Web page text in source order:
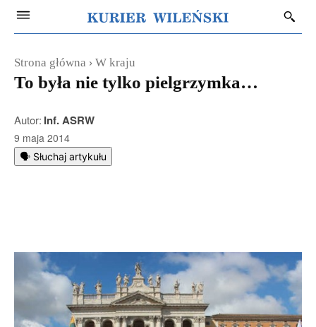
Strona główna W kraju
To była nie tylko pielgrzymka…
Autor: Inf. ASRW
9 maja 2014
🗣️ Słuchaj artykułu